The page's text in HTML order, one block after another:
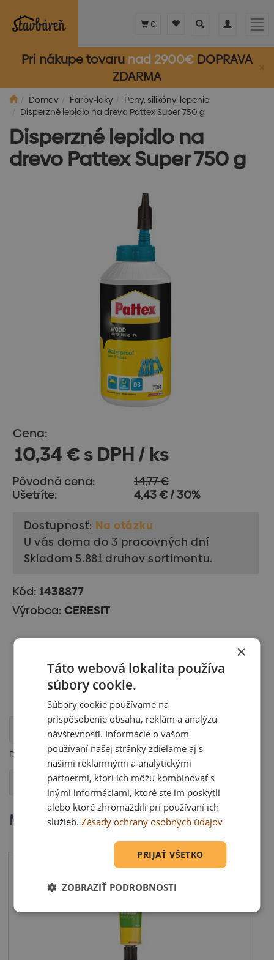
Pri nákupe tovaru nad 2900€ DOPRAVA
ZDARMA
Toggle
Toggle
0
Domov Farby-laky
Peny, silikóny, lepenie
Disperzné lepidlo na drevo Pattex Super 750 g
Disperzné lepidlo na
drevo Pattex Super 750 g
Cena:
10,34 € s DPH / ks
Pôvodná cena:
14,77 €
Ušetríte:
4,43 € / 30%
Dostupnosť: Na otázku
U vás doma do 3 pracovných dní
Skladom 5.881 druhov sortimentu.
Kód: 1438877
Výrobca:CERESIT
Disperzné lepidlo na drevo Pattex Super 750 g
Mohlo by Vás zaujímať
×
Táto webová lokalita používa
súbory cookie.
Súbory cookie používame na
prispôsobenie obsahu, reklám a analýzu
návštevnosti. Informácie o vašom
používaní našej stránky zdieľame aj s
našimi reklamnými a analytickými
partnermi, ktorí ich môžu kombinovať s
inými informáciami, ktoré ste im poskytli
alebo ktoré zhromaždili pri používaní ich
služieb.Zásady ochrany osobných údajov
PRIJAŤ VŠETKO
ZOBRAZIŤ PODROBNOSTI